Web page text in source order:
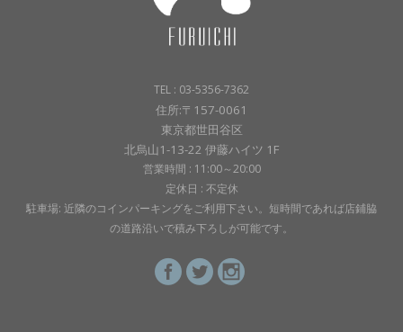
TEL : 03-5356-7362
住所:〒157-0061
東京都世田谷区
北烏山1-13-22 伊藤ハイツ 1F
営業時間 : 11:00～20:00
定休日 : 不定休
駐車場: 近隣のコインパーキングをご利用下さい。短時間であれば店鋪脇
の道路沿いで積み下ろしが可能です。